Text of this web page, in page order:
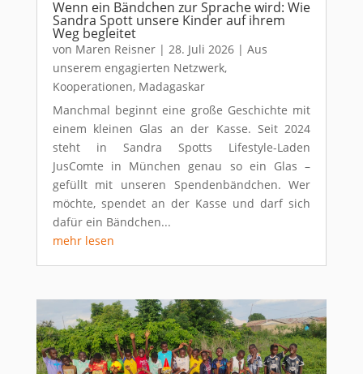
Wenn ein Bändchen zur Sprache wird: Wie
Sandra Spott unsere Kinder auf ihrem
Weg begleitet
von Maren Reisner| 28. Juli 2026| Aus
unserem engagierten Netzwerk,
Kooperationen, Madagaskar
Manchmal beginnt eine große Geschichte mit
einem kleinen Glas an der Kasse. Seit 2024
steht in Sandra Spotts Lifestyle-Laden
JusComte in München genau so ein Glas –
gefüllt mit unseren Spendenbändchen. Wer
möchte, spendet an der Kasse und darf sich
dafür ein Bändchen...
mehr lesen